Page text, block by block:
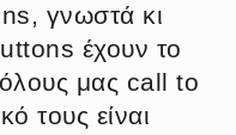
γνωστά κι
έχουν το
μας call to
τους είναι